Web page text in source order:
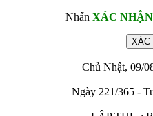
Nhấn XÁC NHẬN
Chủ Nhật, 09/
Ngày 221/365 -